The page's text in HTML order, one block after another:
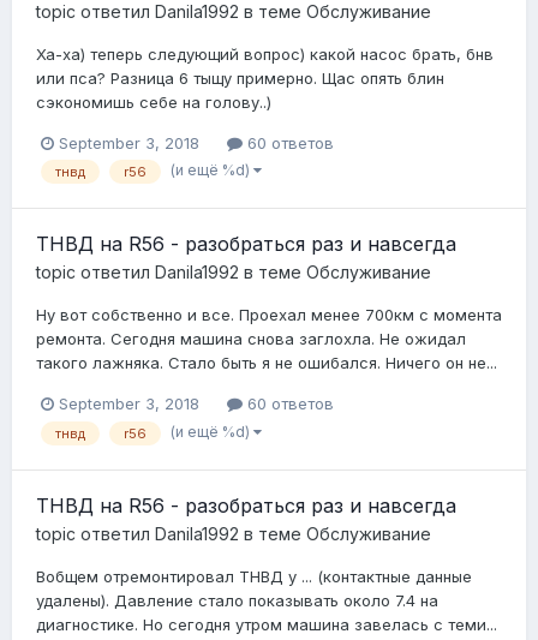
topic ответил Danila1992 в теме Обслуживание
Ха-ха) теперь следующий вопрос) какой насос брать, бнв
или пса? Разница 6 тыщу примерно. Щас опять блин
сэкономишь себе на голову..)
September 3, 2018 60 ответов
тнвд r56 (и ещё %d)
ТНВД на R56 - разобраться раз и навсегда
topic ответил Danila1992 в теме Обслуживание
Ну вот собственно и все. Проехал менее 700км с момента
ремонта. Сегодня машина снова заглохла. Не ожидал
такого лажняка. Стало быть я не ошибался. Ничего он не...
September 3, 2018 60 ответов
тнвд r56 (и ещё %d)
ТНВД на R56 - разобраться раз и навсегда
topic ответил Danila1992 в теме Обслуживание
Вобщем отремонтировал ТНВД у ... (контактные данные
удалены). Давление стало показывать около 7.4 на
диагностике. Но сегодня утром машина завелась с теми...